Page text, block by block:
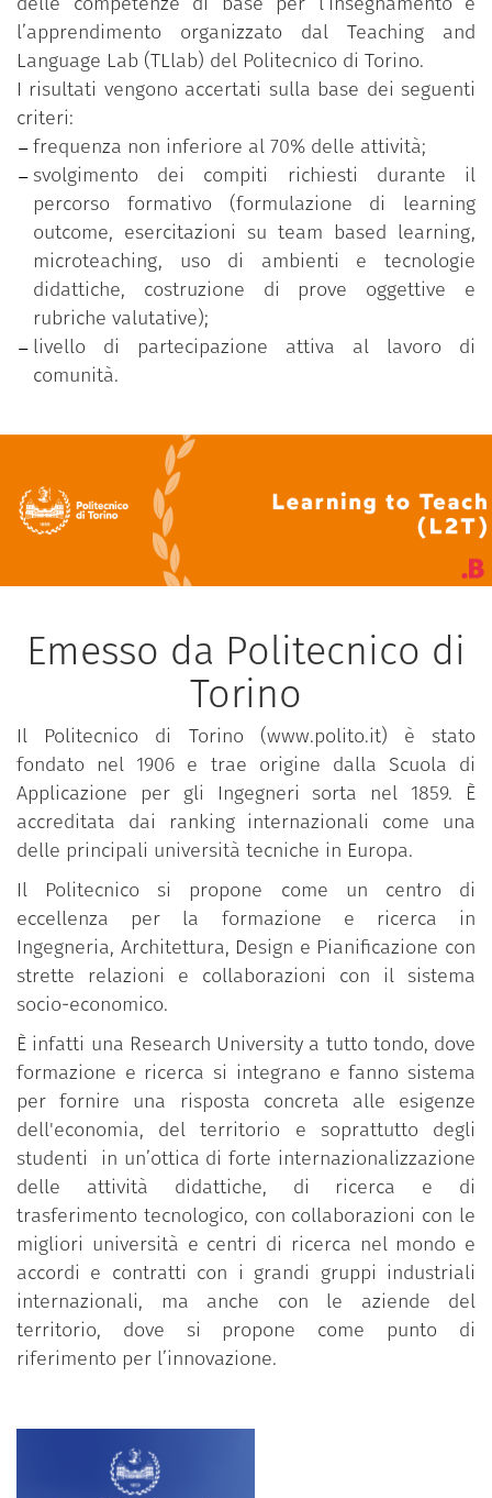
l’apprendimento organizzato dal Teaching and
Language Lab (TLlab) del Politecnico di Torino.
I risultati vengono accertati sulla base dei seguenti
criteri:
frequenza non inferiore al 70% delle attività;
svolgimento dei compiti richiesti durante il
percorso formativo (formulazione di learning
outcome, esercitazioni su team based learning,
microteaching, uso di ambienti e tecnologie
didattiche, costruzione di prove oggettive e
rubriche valutative);
livello di partecipazione attiva al lavoro di
comunità.
Emesso da Politecnico di
Torino
Il Politecnico di Torino (www.polito.it) è stato
fondato nel 1906 e trae origine dalla Scuola di
Applicazione per gli Ingegneri sorta nel 1859. È
accreditata dai ranking internazionali come una
delle principali università tecniche in Europa.
Il Politecnico si propone come un centro di
eccellenza per la formazione e ricerca in
Ingegneria, Architettura, Design e Pianificazione con
strette relazioni e collaborazioni con il sistema
socio-economico.
È infatti una Research University a tutto tondo, dove
formazione e ricerca si integrano e fanno sistema
per fornire una risposta concreta alle esigenze
dell'economia, del territorio e soprattutto degli
studenti in un’ottica di forte internazionalizzazione
delle attività didattiche, di ricerca e di
trasferimento tecnologico, con collaborazioni con le
migliori università e centri di ricerca nel mondo e
accordi e contratti con i grandi gruppi industriali
internazionali, ma anche con le aziende del
territorio, dove si propone come punto di
riferimento per l’innovazione.